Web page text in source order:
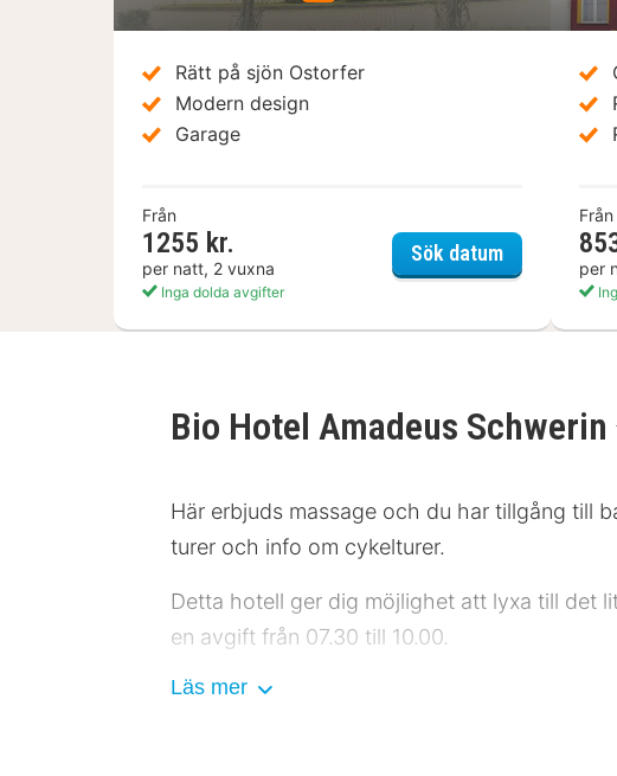
Rätt på sjön Ostorfer
Modern design
Garage
Från
1255 kr.
per natt, 2 vuxna
Inga dolda avgifter
Sök datumPLAZA
Från
per
Bio Hotel Amadeus Schwerin
Här erbjuds massage och du har tillgång till
turer och info om cykelturer.
Detta hotell ger dig möjlighet att lyxa till det
en avgift från 07.30 till 10.00.
Hotelstars Union tilldelar officiella
Läs mer